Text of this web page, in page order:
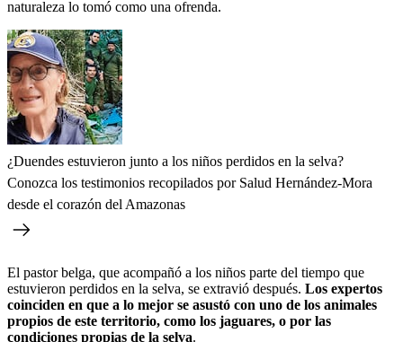
naturaleza lo tomó como una ofrenda.
¿Duendes estuvieron junto a los niños perdidos en la selva?
Conozca los testimonios recopilados por Salud Hernández-Mora
desde el corazón del Amazonas
El pastor belga, que acompañó a los niños parte del tiempo que
estuvieron perdidos en la selva, se extravió después. Los expertos
coinciden en que a lo mejor se asustó con uno de los animales
propios de este territorio, como los jaguares, o por las
condiciones propias de la selva.